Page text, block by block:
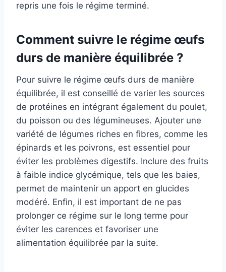
repris une fois le régime terminé.
Comment suivre le régime œufs
durs de manière équilibrée ?
Pour suivre le régime œufs durs de manière
équilibrée, il est conseillé de varier les sources
de protéines en intégrant également du poulet,
du poisson ou des légumineuses. Ajouter une
variété de légumes riches en fibres, comme les
épinards et les poivrons, est essentiel pour
éviter les problèmes digestifs. Inclure des fruits
à faible indice glycémique, tels que les baies,
permet de maintenir un apport en glucides
modéré. Enfin, il est important de ne pas
prolonger ce régime sur le long terme pour
éviter les carences et favoriser une
alimentation équilibrée par la suite.